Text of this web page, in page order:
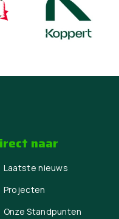
naar
Laatste nieuws
Projecten
Onze Standpunten